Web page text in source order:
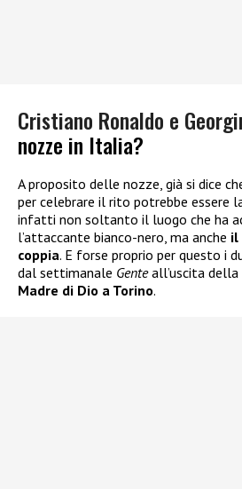
Cristiano Ronaldo e
nozze in Italia?
A proposito delle nozze, già si dice
per celebrare il rito potrebbe essere
infatti non soltanto il luogo che ha
l’attaccante bianco-nero, ma anche il
coppia. E forse proprio per questo i
dal settimanale Genteall’uscita della
Madre di Dio a Torino.